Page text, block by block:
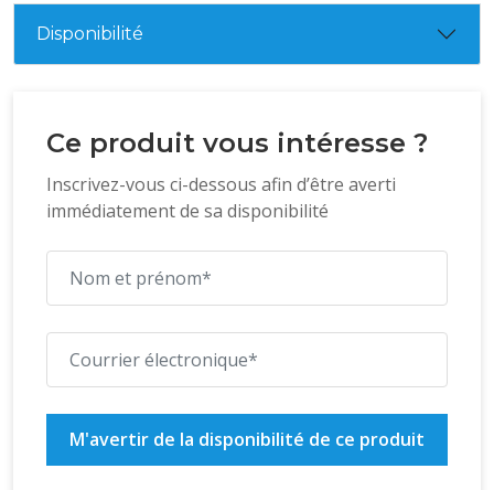
Disponibilité
Ce produit vous intéresse ?
Inscrivez-vous ci-dessous afin d’être averti
immédiatement de sa disponibilité
M'avertir de la disponibilité de ce produit